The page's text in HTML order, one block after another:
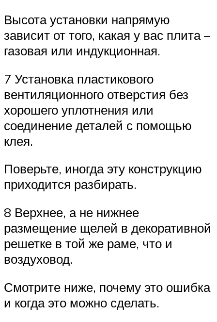
Высота установки напрямую
зависит от того, какая у вас плита –
газовая или индукционная.
7 Установка пластикового
вентиляционного отверстия без
хорошего уплотнения или
соединение деталей с помощью
клея.
Поверьте, иногда эту конструкцию
приходится разбирать.
8 Верхнее, а не нижнее
размещение щелей в декоративной
решетке в той же раме, что и
воздуховод.
Смотрите ниже, почему это ошибка
и когда это можно сделать.